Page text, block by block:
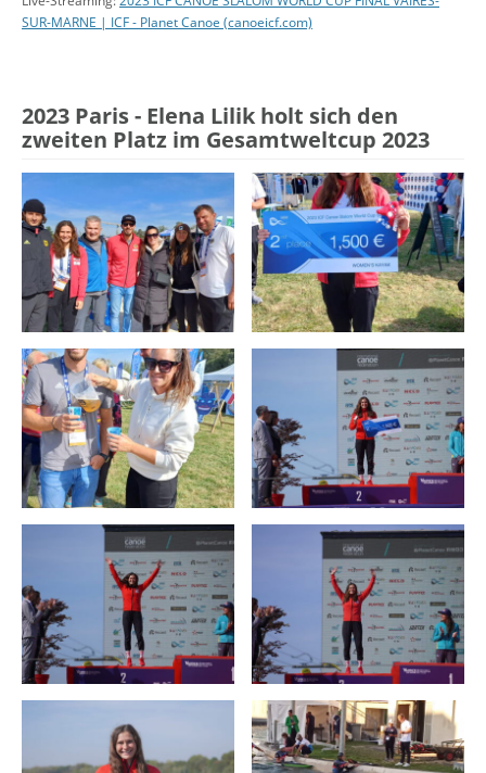
SUR-MARNE | ICF - Planet Canoe (canoeicf.com)
2023 Paris - Elena Lilik holt sich den
zweiten Platz im Gesamtweltcup 2023